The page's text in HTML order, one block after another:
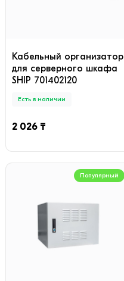
Кабельный организатор
для серверного шкафа
SHIP 701402120
Есть в наличии
2 026 ₸
Популярный